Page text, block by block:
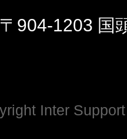
〒904-1203 国
Inter